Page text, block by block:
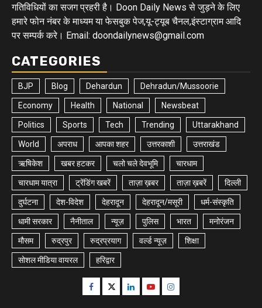
गतिविधियों का सजग प्रहरी है। Doon Daily News से जुड़ने के लिए
हमारे फोन नंबर के माध्यम या फेसबुक पेज,यू-ट्यूब चैनल,इंस्टाग्राम आदि
पर सम्पर्क करे। Email: doondailynews@gmail.com
CATEGORIES
BJP Blog Dehardun Dehradun/Mussoorie
Economy Health National Newsbeat
Politics Sports Tech Trending Uttarakhand
World अपराध आपका शहर उत्तरकाशी उत्तराखंड
ऋषिकेश खबर हटकर चलो चले देवभूमि चारधाम
चारधाम यात्रा ट्रेंडिंग खबरें ताज़ा ख़बर ताज़ा ख़बरें दिल्ली
दुर्घटना देश-विदेश देहरादून देहरादून/मसूरी धर्म-संस्कृति
धामी सरकार नैनीताल न्यूज़ पुलिस भारत मनोरंजन
मौसम रुद्रपुर रुद्रप्रयाग वर्ल्ड न्यूज़ शिक्षा
सोशल मीडिया वायरल हरिद्वार
Facebook
TwitterLinkedinYoutubeInstagram